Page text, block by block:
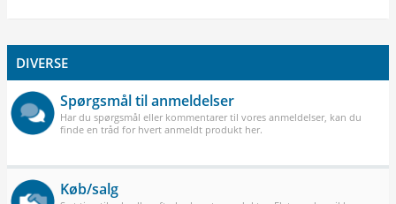
DIVERSE
Spørgsmål til anmeldelser
Har du spørgsmål eller kommentarer til vores anmeldelser, kan du
finde en tråd for hvert anmeldt produkt her.
Køb/salg